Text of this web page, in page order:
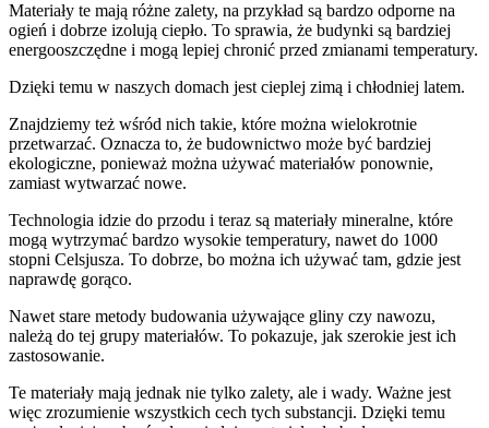
Materiały te mają różne zalety, na przykład są bardzo odporne na
ogień i dobrze izolują ciepło. To sprawia, że budynki są bardziej
energooszczędne i mogą lepiej chronić przed zmianami temperatury.
Dzięki temu w naszych domach jest cieplej zimą i chłodniej latem.
Znajdziemy też wśród nich takie, które można wielokrotnie
przetwarzać. Oznacza to, że budownictwo może być bardziej
ekologiczne, ponieważ można używać materiałów ponownie,
zamiast wytwarzać nowe.
Technologia idzie do przodu i teraz są materiały mineralne, które
mogą wytrzymać bardzo wysokie temperatury, nawet do 1000
stopni Celsjusza. To dobrze, bo można ich używać tam, gdzie jest
naprawdę gorąco.
Nawet stare metody budowania używające gliny czy nawozu,
należą do tej grupy materiałów. To pokazuje, jak szerokie jest ich
zastosowanie.
Te materiały mają jednak nie tylko zalety, ale i wady. Ważne jest
więc zrozumienie wszystkich cech tych substancji. Dzięki temu